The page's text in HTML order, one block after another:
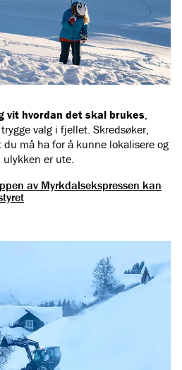
vit hvordan det skal brukes
valg i fjellet. Skredsøker,
du må ha for å kunne lokalisere og
er ute.
av Myrkdalsekspressen kan